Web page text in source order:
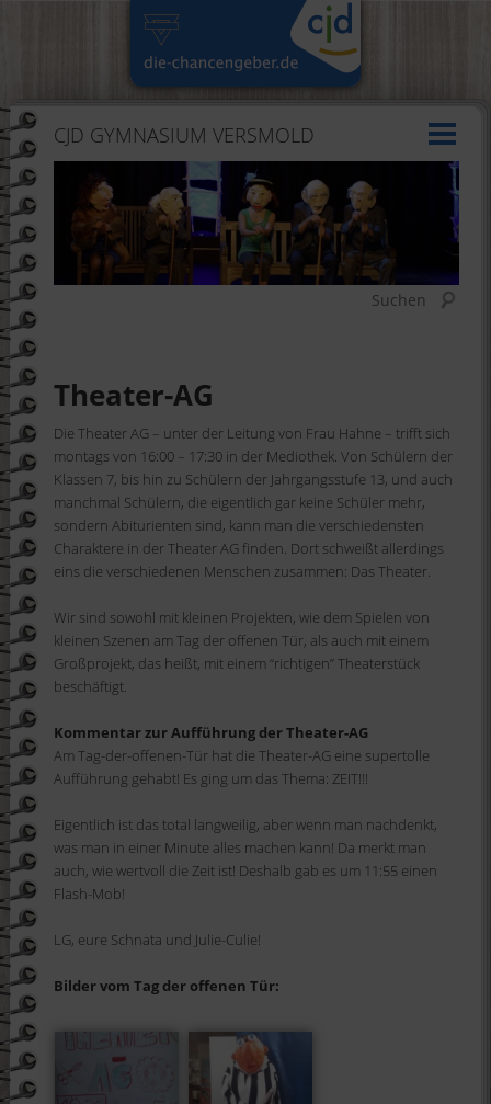
CJD GYMNASIUM VERSMOLD
Theater-AG
Die Theater AG – unter der Leitung von Frau Hahne – trifft sich
montags von 16:00 – 17:30 in der Mediothek. Von Schülern der
Klassen 7, bis hin zu Schülern der Jahrgangsstufe 13, und auch
manchmal Schülern, die eigentlich gar keine Schüler mehr,
sondern Abiturienten sind, kann man die verschiedensten
Charaktere in der Theater AG finden. Dort schweißt allerdings
eins die verschiedenen Menschen zusammen: Das Theater.
Wir sind sowohl mit kleinen Projekten, wie dem Spielen von
kleinen Szenen am Tag der offenen Tür, als auch mit einem
Großprojekt, das heißt, mit einem “richtigen” Theaterstück
beschäftigt.
Kommentar zur Aufführung der Theater-AG
Am Tag-der-offenen-Tür hat die Theater-AG eine supertolle
Aufführung gehabt! Es ging um das Thema: ZEIT!!!
Eigentlich ist das total langweilig, aber wenn man nachdenkt,
was man in einer Minute alles machen kann! Da merkt man
auch, wie wertvoll die Zeit ist! Deshalb gab es um 11:55 einen
Flash-Mob!
LG, eure Schnata und Julie-Culie!
Bilder vom Tag der offenen Tür: